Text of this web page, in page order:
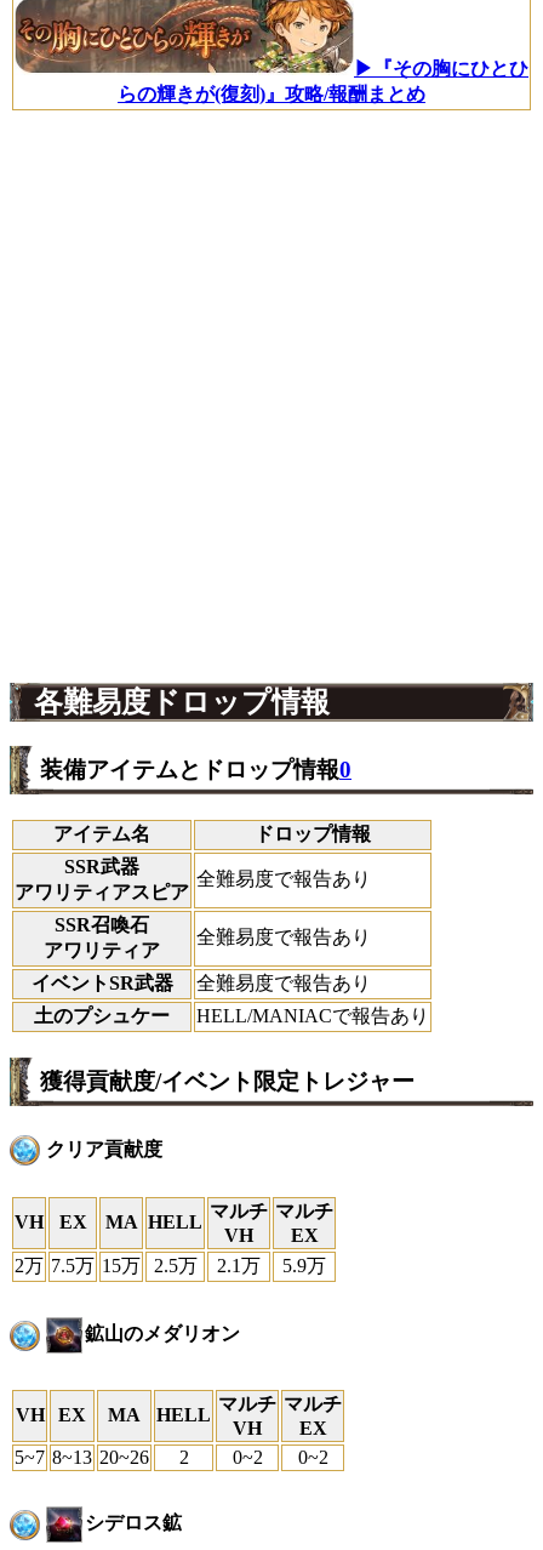
▶『その胸にひとひ
らの輝きが(復刻)』攻略/報酬まとめ
各難易度ドロップ情報
装備アイテムとドロップ情報0
アイテム名
ドロップ情報
SSR武器
アワリティアスピア
全難易度で報告あり
SSR召喚石
アワリティア
全難易度で報告あり
イベントSR武器
全難易度で報告あり
土のプシュケー
HELL/MANIACで報告あり
獲得貢献度/イベント限定トレジャー
クリア貢献度
VH EX MA HELL
マルチ
VH
マルチ
EX
2万 7.5万 15万 2.5万 2.1万 5.9万
鉱山のメダリオン
VH EX MA HELL
マルチ
VH
マルチ
EX
5~7 8~13 20~26 2 0~2 0~2
シデロス鉱